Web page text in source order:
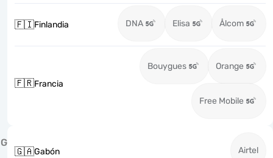
🇫🇮Finlandia DNA Elisa Ålcom
🇫🇷Francia
Bouygues Orange
Free Mobile
G
🇬🇦Gabón Airtel